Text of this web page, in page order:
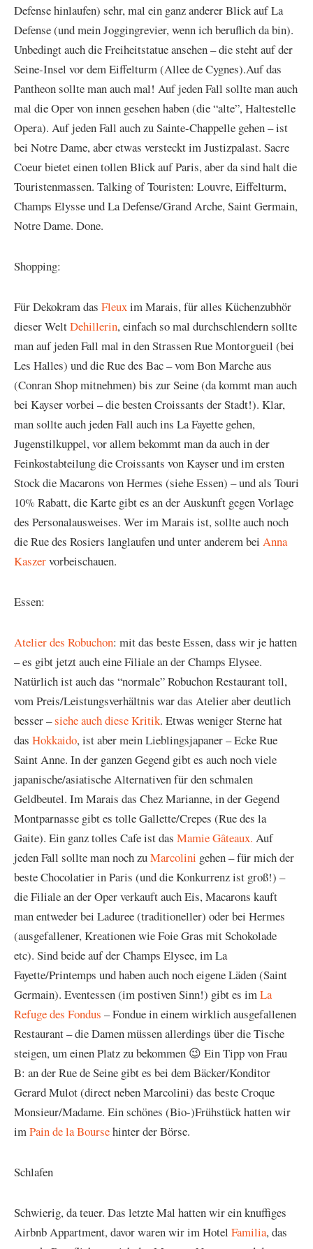
Defense hinlaufen) sehr, mal ein ganz anderer Blick auf La
Defense (und mein Joggingrevier, wenn ich beruflich da bin).
Unbedingt auch die Freiheitstatue ansehen – die steht auf der
Seine-Insel vor dem Eiffelturm (Allee de Cygnes).Auf das
Pantheon sollte man auch mal! Auf jeden Fall sollte man auch
mal die Oper von innen gesehen haben (die “alte”, Haltestelle
Opera). Auf jeden Fall auch zu Sainte-Chappelle gehen – ist
bei Notre Dame, aber etwas versteckt im Justizpalast. Sacre
Coeur bietet einen tollen Blick auf Paris, aber da sind halt die
Touristenmassen. Talking of Touristen: Louvre, Eiffelturm,
Champs Elysse und La Defense/Grand Arche, Saint Germain,
Notre Dame. Done.
Shopping:
Für Dekokram das Fleuxim Marais, für alles Küchenzubhör
dieser WeltDehillerin, einfach so mal durchschlendern sollte
man auf jeden Fall mal in den Strassen Rue Montorgueil (bei
Les Halles) und die Rue des Bac – vom Bon Marche aus
(Conran Shop mitnehmen) bis zur Seine (da kommt man auch
bei Kayser vorbei – die besten Croissants der Stadt!). Klar,
man sollte auch jeden Fall auch ins La Fayette gehen,
Jugenstilkuppel, vor allem bekommt man da auch in der
Feinkostabteilung die Croissants von Kayser und im ersten
Stock die Macarons von Hermes (siehe Essen) – und als Touri
10% Rabatt, die Karte gibt es an der Auskunft gegen Vorlage
des Personalausweises. Wer im Marais ist, sollte auch noch
die Rue des Rosiers langlaufen und unter anderem bei Anna
Kaszervorbeischauen.
Essen:
Atelier des Robuchon: mit das beste Essen, dass wir je hatten
– es gibt jetzt auch eine Filiale an der Champs Elysee.
Natürlich ist auch das “normale” Robuchon Restaurant toll,
vom Preis/Leistungsverhältnis war das Atelier aber deutlich
besser –siehe auch diese Kritik. Etwas weniger Sterne hat
das Hokkaido, ist aber mein Lieblingsjapaner – Ecke Rue
Saint Anne. In der ganzen Gegend gibt es auch noch viele
japanische/asiatische Alternativen für den schmalen
Geldbeutel. Im Marais das Chez Marianne, in der Gegend
Montparnasse gibt es tolle Gallette/Crepes (Rue des la
Gaite). Ein ganz tolles Cafe ist das Mamie Gâteaux. Auf
jeden Fall sollte man noch zuMarcolini gehen – für mich der
beste Chocolatier in Paris (und die Konkurrenz ist groß!) –
die Filiale an der Oper verkauft auch Eis, Macarons kauft
man entweder bei Laduree (traditioneller) oder bei Hermes
(ausgefallener, Kreationen wie Foie Gras mit Schokolade
etc). Sind beide auf der Champs Elysee, im La
Fayette/Printemps und haben auch noch eigene Läden (Saint
Germain). Eventessen (im postiven Sinn!) gibt es imLa
Refuge des Fondus – Fondue in einem wirklich ausgefallenen
Restaurant – die Damen müssen allerdings über die Tische
steigen, um einen Platz zu bekommen 😉 Ein Tipp von Frau
B: an der Rue de Seine gibt es bei dem Bäcker/Konditor
Gerard Mulot (direct neben Marcolini) das beste Croque
Monsieur/Madame. Ein schönes (Bio-)Frühstück hatten wir
imPain de la Boursehinter der Börse.
Schlafen
Schwierig, da teuer. Das letzte Mal hatten wir ein knuffiges
Airbnb Appartment, davor waren wir im Hotel Familia, das